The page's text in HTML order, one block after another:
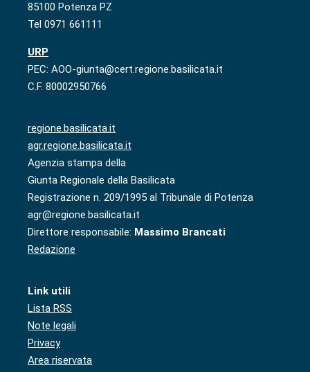
85100 Potenza PZ
Tel 0971 661111
URP
PEC: AOO-giunta@cert.regione.basilicata.it
C.F. 80002950766
regione.basilicata.it
agr.regione.basilicata.it
Agenzia stampa della
Giunta Regionale della Basilicata
Registrazione n. 209/1995 al Tribunale di Potenza
agr@regione.basilicata.it
Direttore responsabile: Massimo Brancati
Redazione
Link utili
Lista RSS
Note legali
Privacy
Area riservata